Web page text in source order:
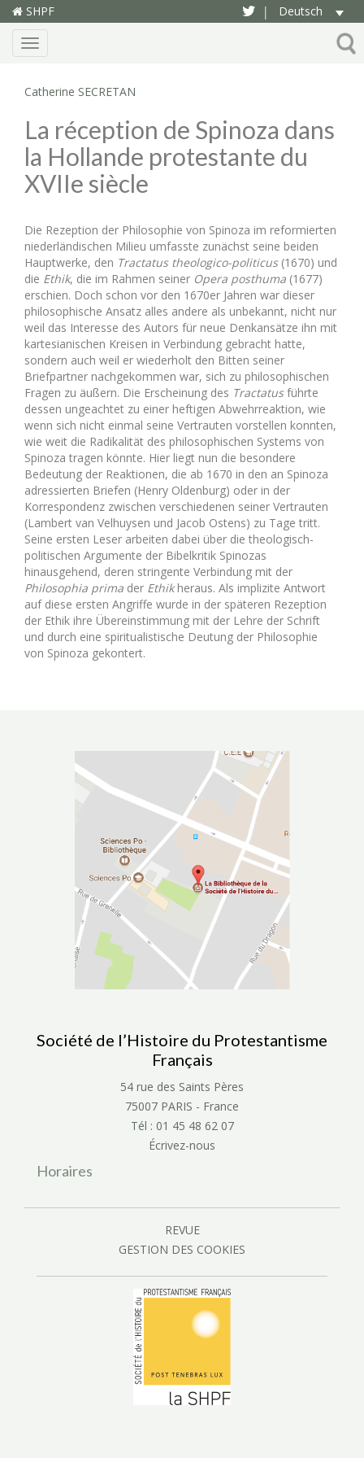
SHPF | Deutsch
Menu
Catherine SECRETAN
La réception de Spinoza dans
la Hollande protestante du
XVIIe siècle
Die Rezeption der Philosophie von Spinoza im reformierten
niederländischen Milieu umfasste zunächst seine beiden
Hauptwerke, den Tractatus theologico-politicus(1670) und
die Ethik, die im Rahmen seiner Opera posthuma (1677)
erschien. Doch schon vor den 1670er Jahren war dieser
philosophische Ansatz alles andere als unbekannt, nicht nur
weil das Interesse des Autors für neue Denkansätze ihn mit
kartesianischen Kreisen in Verbindung gebracht hatte,
sondern auch weil er wiederholt den Bitten seiner
Briefpartner nachgekommen war, sich zu philosophischen
Fragen zu äußern. Die Erscheinung des Tractatusführte
dessen ungeachtet zu einer heftigen Abwehrreaktion, wie
wenn sich nicht einmal seine Vertrauten vorstellen konnten,
wie weit die Radikalität des philosophischen Systems von
Spinoza tragen könnte. Hier liegt nun die besondere
Bedeutung der Reaktionen, die ab 1670 in den an Spinoza
adressierten Briefen (Henry Oldenburg) oder in der
Korrespondenz zwischen verschiedenen seiner Vertrauten
(Lambert van Velhuysen und Jacob Ostens) zu Tage tritt.
Seine ersten Leser arbeiten dabei über die theologisch-
politischen Argumente der Bibelkritik Spinozas
hinausgehend, deren stringente Verbindung mit der
Philosophia prima der Ethikheraus. Als implizite Antwort
auf diese ersten Angriffe wurde in der späteren Rezeption
der Ethik ihre Übereinstimmung mit der Lehre der Schrift
und durch eine spiritualistische Deutung der Philosophie
von Spinoza gekontert.
Société de l’Histoire du Protestantisme
Français
54 rue des Saints Pères
75007 PARIS - France
Tél : 01 45 48 62 07
Écrivez-nous
Horaires
REVUE
GESTION DES COOKIES